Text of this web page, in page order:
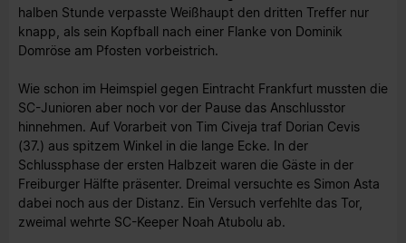
halben Stunde verpasste Weißhaupt den dritten Treffer nur
knapp, als sein Kopfball nach einer Flanke von Dominik
Domröse am Pfosten vorbeistrich.
Wie schon im Heimspiel gegen Eintracht Frankfurt mussten die
SC-Junioren aber noch vor der Pause das Anschlusstor
hinnehmen. Auf Vorarbeit von Tim Civeja traf Dorian Cevis
(37.) aus spitzem Winkel in die lange Ecke. In der
Schlussphase der ersten Halbzeit waren die Gäste in der
Freiburger Hälfte präsenter. Dreimal versuchte es Simon Asta
dabei noch aus der Distanz. Ein Versuch verfehlte das Tor,
zweimal wehrte SC-Keeper Noah Atubolu ab.